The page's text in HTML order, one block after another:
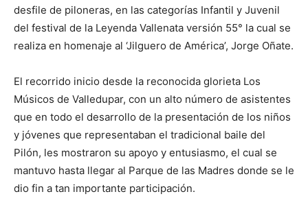
desfile de piloneras, en las categorías Infantil y Juvenil
del festival de la Leyenda Vallenata versión 55° la cual se
realiza en homenaje al ‘Jilguero de América’, Jorge Oñate.
El recorrido inicio desde la reconocida glorieta Los
Músicos de Valledupar, con un alto número de asistentes
que en todo el desarrollo de la presentación de los niños
y jóvenes que representaban el tradicional baile del
Pilón, les mostraron su apoyo y entusiasmo, el cual se
mantuvo hasta llegar al Parque de las Madres donde se le
dio fin a tan importante participación.